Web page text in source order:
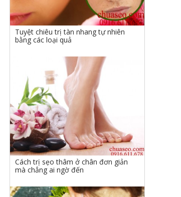
Tuyệt chiêu trị tàn nhang tự nhiên
bằng các loại quả
Cách trị sẹo thâm ở chân đơn giản
mà chẳng ai ngờ đến